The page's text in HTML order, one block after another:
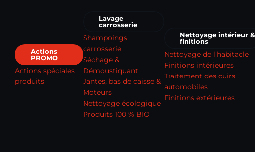
Actions
PROMO
Actions spéciales
produits
Lavage
carrosserie
Shampoings
carrosserie
Séchage &
Démoustiquant
Jantes, bas de caisse &
Moteurs
Nettoyage écologique
Produits 100 % BIO
Nettoyage intérieur &
finitions
Nettoyage de l'habitacle
Finitions intérieures
Traitement des cuirs
automobiles
Finitions extérieures